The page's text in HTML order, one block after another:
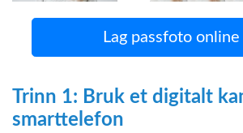
Lag passfoto online
Trinn 1: Bruk et digitalt
smarttelefon